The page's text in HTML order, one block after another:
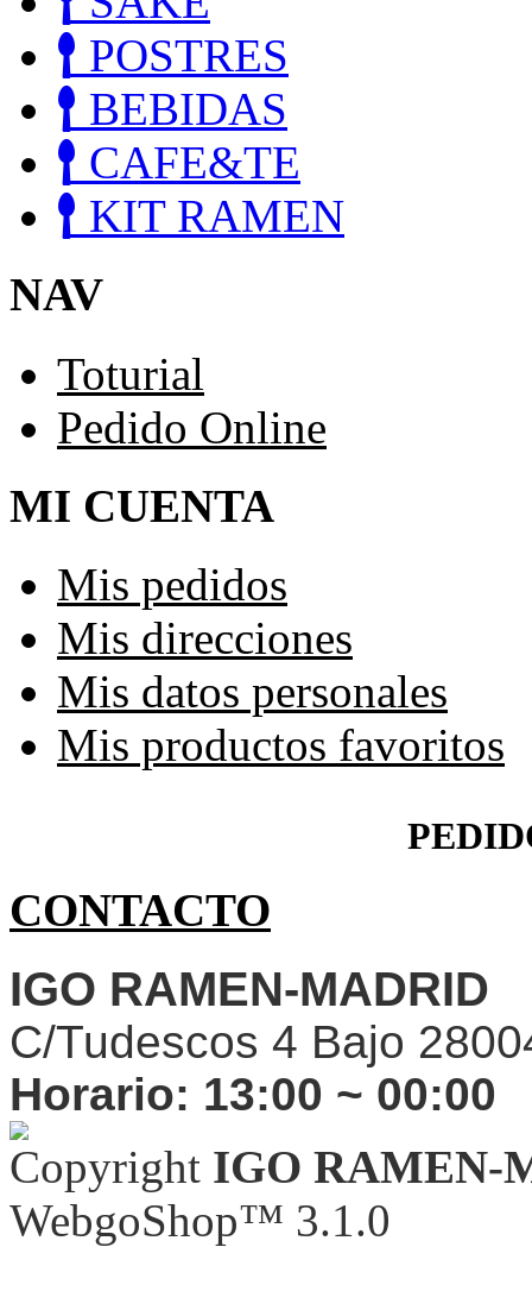
POSTRES
BEBIDAS
CAFE&TE
KIT RAMEN
NAV
Toturial
Pedido Online
MI CUENTA
Mis pedidos
Mis direcciones
Mis datos personales
Mis productos favoritos
CONTACTO
IGO RAMEN-MADRID
C/Tudescos 4 Bajo
Horario: 13:00 ~ 00:00
Copyright IGO RAMEN-
WebgoShop™ 3.1.0